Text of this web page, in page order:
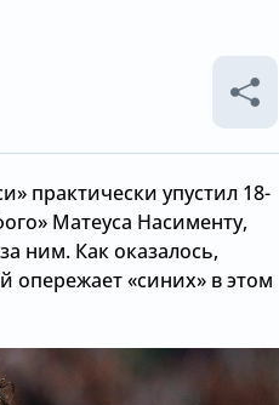
практически упустил 18-
Матеуса Насименту,
ним. Как оказалось,
опережает «синих» в этом